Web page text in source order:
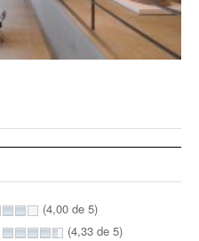
(4,00 de 5)
(4,33 de 5)